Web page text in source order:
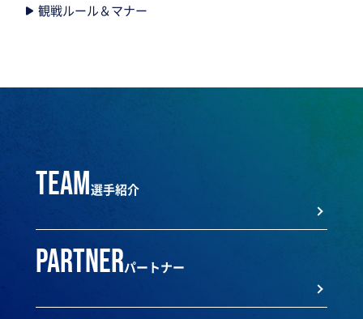
観戦ルール＆マナー
team選手紹介
partnerパートナー